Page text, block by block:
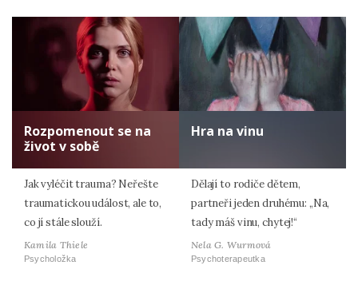
Rozpomenout se na
život v sobě
Jak vyléčit trauma? Neřešte
traumatickou událost, ale to,
co jí stále slouží.
Kamila Thiele
Psycholožka
Hra na vinu
Dělají to rodiče dětem,
partneři jeden druhému: „Na,
tady máš vinu, chytej!“
Nela G. Wurmová
Psychoterapeutka